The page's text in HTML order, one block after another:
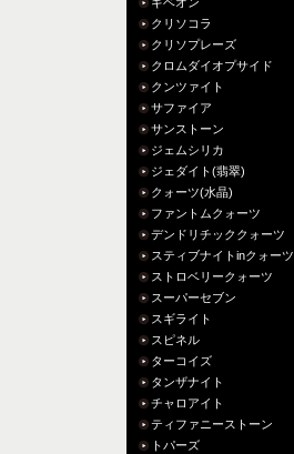
クリソコラ
クリソプレーズ
クロムダイオプサイド
クンツァイト
サファイア
サンストーン
ジェムシリカ
ジェダイト(翡翠)
クォーツ(水晶)
ファントムクォーツ
デンドリチッククォーツ
スティブナイトinクォーツ
ストロベリークォーツ
スーパーセブン
スギライト
スピネル
ターコイズ
タンザナイト
チャロアイト
ティファニーストーン
トパーズ